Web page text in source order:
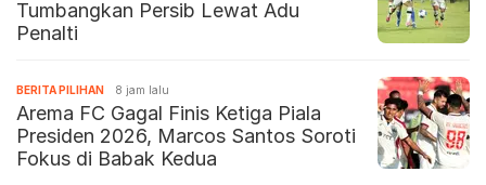
Tumbangkan Persib Lewat Adu
Penalti
BERITA PILIHAN 8 jam lalu
Arema FC Gagal Finis Ketiga Piala
Presiden 2026, Marcos Santos Soroti
Fokus di Babak Kedua